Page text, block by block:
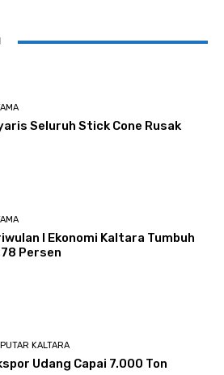
Seluruh Stick Cone Rusak
I Ekonomi Kaltara Tumbuh
Persen
KALTARA
Udang Capai 7.000 Ton